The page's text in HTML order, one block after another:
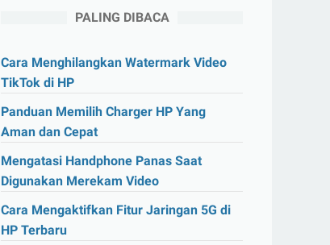
PALING DIBACA
Cara Menghilangkan Watermark Video
TikTok di HP
Panduan Memilih Charger HP Yang
Aman dan Cepat
Mengatasi Handphone Panas Saat
Digunakan Merekam Video
Cara Mengaktifkan Fitur Jaringan 5G di
HP Terbaru